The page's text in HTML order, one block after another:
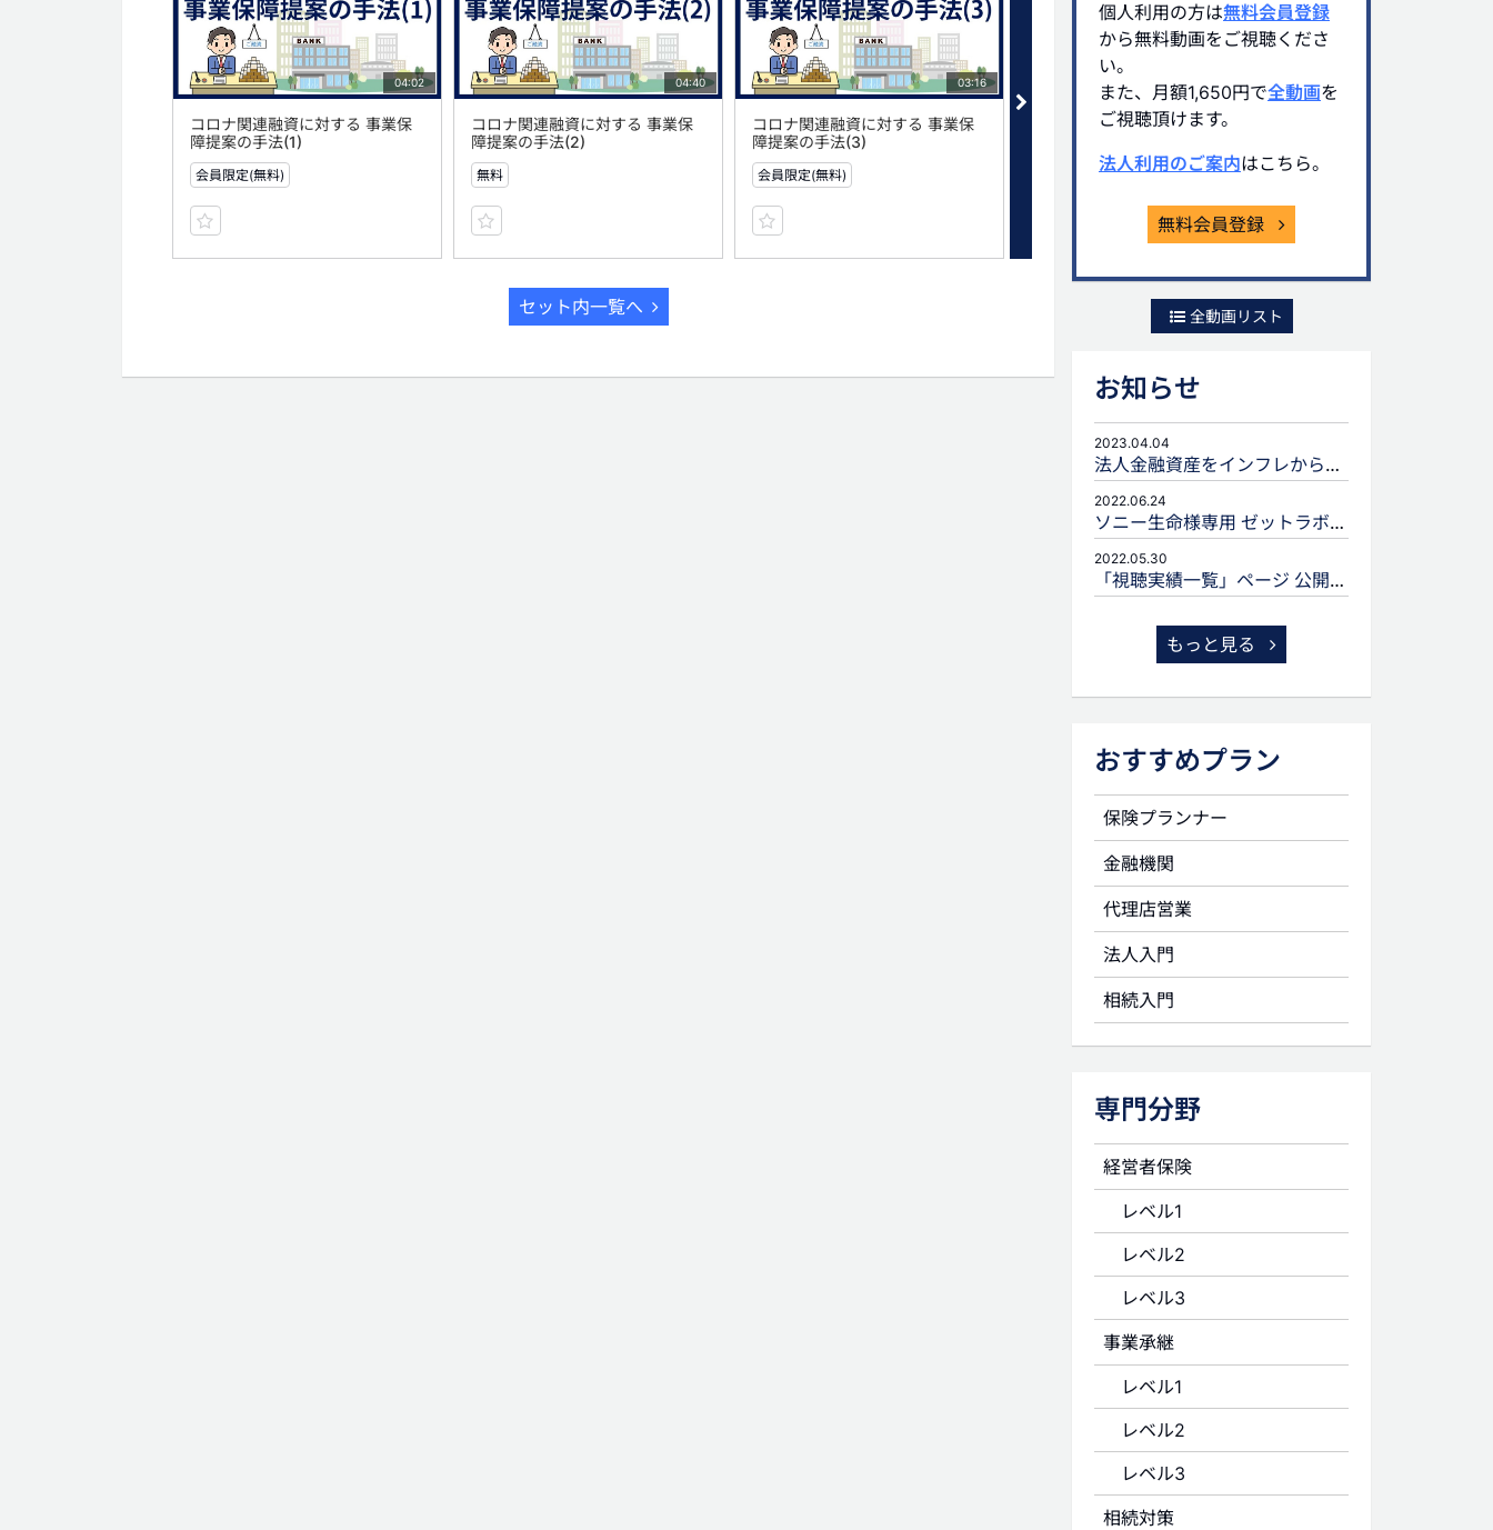
04:02
コロナ関連融資に対する 事業保
障提案の手法(1)
会員限定(無料)
04:40
コロナ関連融資に対する 事業保
障提案の手法(2)
無料
03:16
コロナ関連融資に対する 事業保
障提案の手法(3)
会員限定(無料)
03:36
コロナ関連融資に対する 事業保
有料会員限定
セット内一覧へ
個人利用の方は無料会員登録
から無料動画をご視聴くださ
い。
また、月額1,650円で全動画を
ご視聴頂けます。
法人利用のご案内はこちら。
無料会員登録
全動画リスト
お知らせ
2023.04.04
法人金融資産をインフレから守るための生命保険活用
2022.06.24
ソニー生命様専用 ゼットラボforLIFEPLANNERのご案内
2022.05.30
「視聴実績一覧」ページ 公開のお知らせ
もっと見る
おすすめプラン
保険プランナー
金融機関
代理店営業
法人入門
相続入門
専門分野
経営者保険
レベル1
レベル2
レベル3
事業承継
レベル1
レベル2
レベル3
相続対策